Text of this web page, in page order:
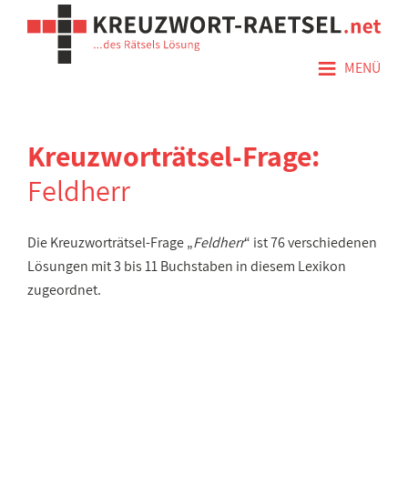
≡ MENÜ
Kreuzworträtsel-Frage:
Feldherr
Die Kreuzworträtsel-Frage „Feldherr“ ist 76 verschiedenen
Lösungen mit 3 bis 11 Buchstaben in diesem Lexikon
zugeordnet.